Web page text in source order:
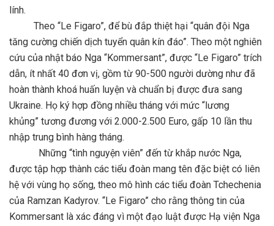
lính.
Theo “Le Figaro”, để bù đắp thiệt hại “quân đội Nga
tăng cường chiến dịch tuyển quân kín đáo”. Theo một nghiên
cứu của nhật báo Nga “Kommersant”, được “Le Figaro” trích
dẫn, ít nhất 40 đơn vị, gồm từ 90-500 người dường như đã
hoàn thành khoá huấn luyện và chuẩn bị được đưa sang
Ukraine. Họ ký hợp đồng nhiều tháng với mức “lương
khủng” tương đương với 2.000-2.500 Euro, gấp 10 lần thu
nhập trung bình hàng tháng.
Những “tình nguyện viên” đến từ khắp nước Nga,
được tập hợp thành các tiểu đoàn mang tên đặc biệt có liên
hệ với vùng họ sống, theo mô hình các tiểu đoàn Tchechenia
của Ramzan Kadyrov. “Le Figaro” cho rằng thông tin của
Kommersant là xác đáng vì một đạo luật được Hạ viện Nga